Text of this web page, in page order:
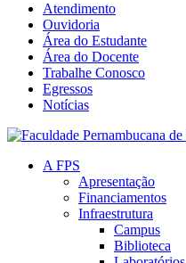
Atendimento
Ouvidoria
Área do Estudante
Área do Docente
Trabalhe Conosco
Egressos
Notícias
A FPS
Apresentação
Financiamentos
Infraestrutura
Campus
Biblioteca